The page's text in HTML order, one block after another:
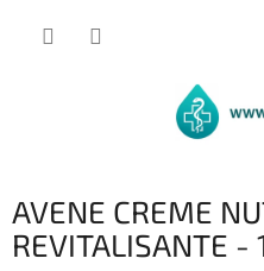
AVENE CREME
REVITALISANTE